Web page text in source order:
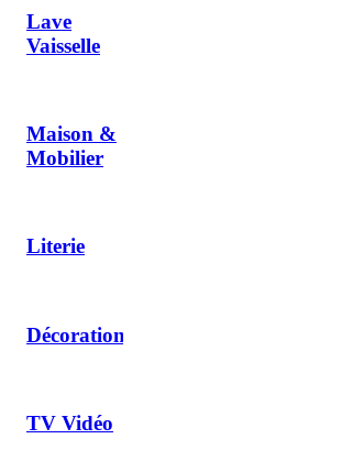
Lave
Vaisselle
Maison &
Mobilier
Literie
Décoration
TV Vidéo